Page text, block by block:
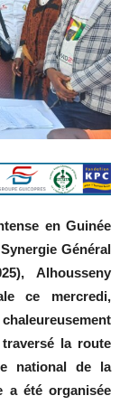
en Guinée
Général
Alhousseny
ce mercredi,
la route
national de la
a été organisée